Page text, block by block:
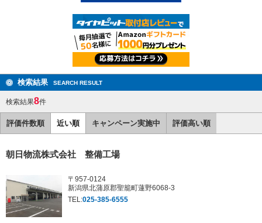
検索結果 SEARCH RESULT
検索結果8件
評価件数順 近い順 キャンペーン実施中 評価高い順
朝日物流株式会社 整備工場
〒957-0124
新潟県北蒲原郡聖籠町蓮野6068-3
TEL:025-385-6555